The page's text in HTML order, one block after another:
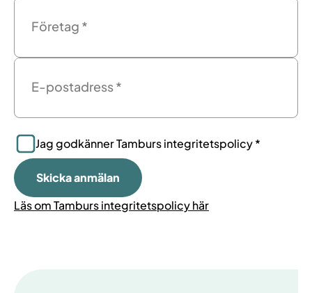
Företag *
E-postadress*
Jag godkänner Tamburs integritetspolicy *
Läs om Tamburs integritetspolicy här